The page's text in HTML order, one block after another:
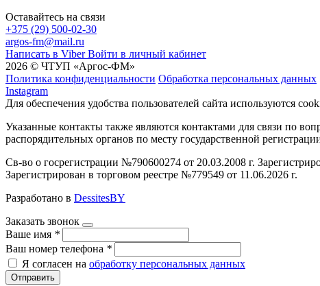
Оставайтесь на связи
+375 (29) 500-02-30
argos-fm@mail.ru
Написать в Viber Войти в личный кабинет
2026 © ЧТУП «Аргос-ФМ»
Политика конфиденциальности Обработка персональных данных
Instagram
Для обеспечения удобства пользователей сайта используются
Указанные контакты также являются контактами для связи по
распорядительных органов по месту государственной
Св-во о госрегистрации №790600274 от 20.03.2008 г.
Зарегистрирован в торговом реестре №779549 от 11.06.2026 г.
Разработано в DessitesBY
Заказать звонок
Ваше имя *
Ваш номер телефона *
Я согласен на обработку персональных данных
Отправить